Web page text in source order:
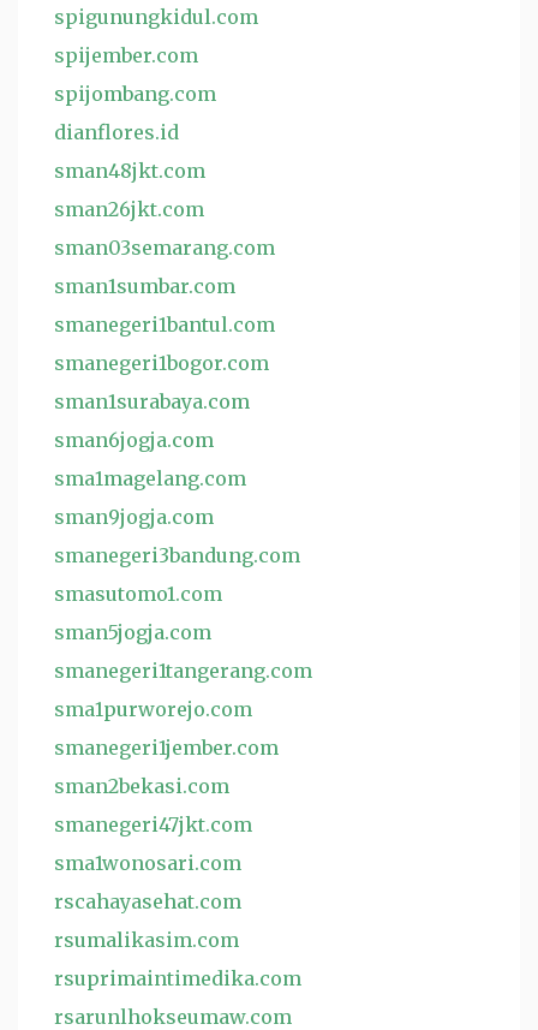
spigunungkidul.com
spijember.com
spijombang.com
dianflores.id
sman48jkt.com
sman26jkt.com
sman03semarang.com
sman1sumbar.com
smanegeri1bantul.com
smanegeri1bogor.com
sman1surabaya.com
sman6jogja.com
sma1magelang.com
sman9jogja.com
smanegeri3bandung.com
smasutomo1.com
sman5jogja.com
smanegeri1tangerang.com
sma1purworejo.com
smanegeri1jember.com
sman2bekasi.com
smanegeri47jkt.com
sma1wonosari.com
rscahayasehat.com
rsumalikasim.com
rsuprimaintimedika.com
rsarunlhokseumaw.com